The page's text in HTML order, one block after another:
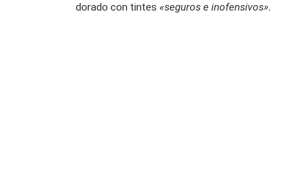
dorado con tintes «seguros e inofensivos».